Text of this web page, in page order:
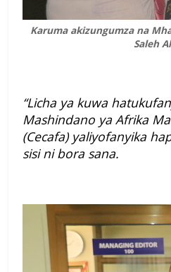
Karuma akizungumza na
Saleh
“Licha ya kuwa
Mashindano ya Afrika
(Cecafa) yaliyofanyika
sisi ni bora sana.